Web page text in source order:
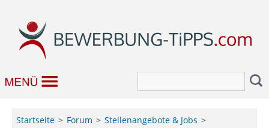
Startseite Forum
Stellenangebote & Jobs